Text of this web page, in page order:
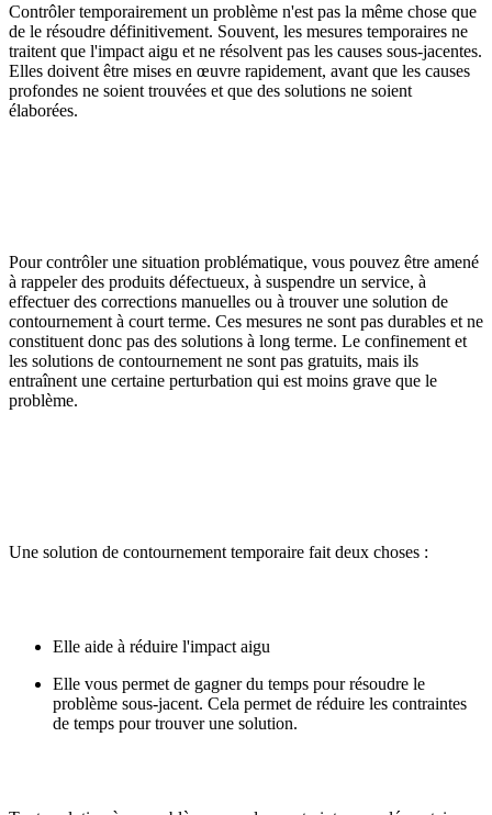
Contrôler temporairement un problème n'est pas la même chose que
de le résoudre définitivement. Souvent, les mesures temporaires ne
traitent que l'impact aigu et ne résolvent pas les causes sous-jacentes.
Elles doivent être mises en œuvre rapidement, avant que les causes
profondes ne soient trouvées et que des solutions ne soient
élaborées.
Pour contrôler une situation problématique, vous pouvez être amené
à rappeler des produits défectueux, à suspendre un service, à
effectuer des corrections manuelles ou à trouver une solution de
contournement à court terme. Ces mesures ne sont pas durables et ne
constituent donc pas des solutions à long terme. Le confinement et
les solutions de contournement ne sont pas gratuits, mais ils
entraînent une certaine perturbation qui est moins grave que le
problème.
Une solution de contournement temporaire fait deux choses :
Elle aide à réduire l'impact aigu
Elle vous permet de gagner du temps pour résoudre le
problème sous-jacent. Cela permet de réduire les contraintes
de temps pour trouver une solution.